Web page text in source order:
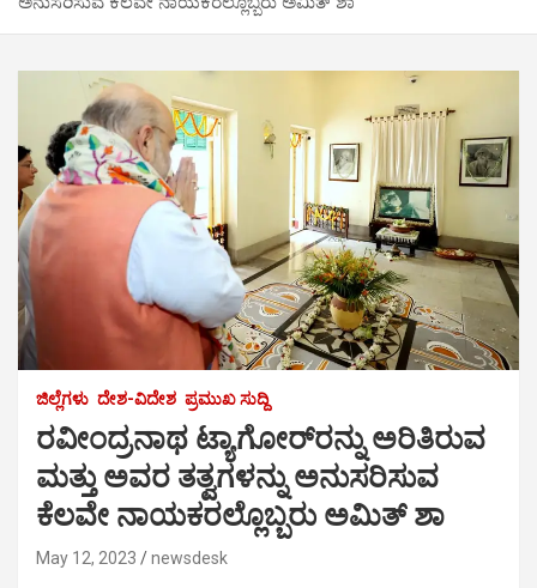
ಜಿಲ್ಲೆಗಳು ದೇಶ-ವಿದೇಶ ಪ್ರಮುಖ ಸುದ್ದಿ
ರವೀಂದ್ರನಾಥ ಟ್ಯಾಗೋರ್‌ರನ್ನು ಅರಿತಿರುವ
ಮತ್ತು ಅವರ ತತ್ವಗಳನ್ನು ಅನುಸರಿಸುವ
ಕೆಲವೇ ನಾಯಕರಲ್ಲೊಬ್ಬರು ಅಮಿತ್ ಶಾ
May 12, 2023 newsdesk